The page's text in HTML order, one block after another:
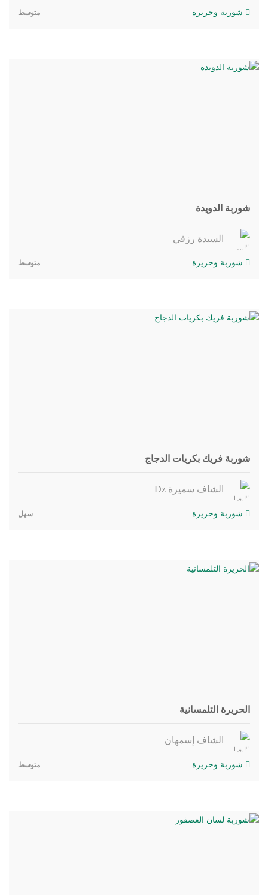
شوربة وحريرة متوسط
شوربة الدويدة
السيدة رزقي
شوربة وحريرة متوسط
شوربة فريك بكريات الدجاج
الشاف سميرة Dz
شوربة وحريرة سهل
الحريرة التلمسانية
الشاف إسمهان
شوربة وحريرة متوسط